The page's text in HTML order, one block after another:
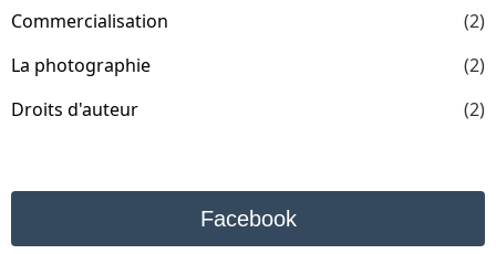
Commercialisation
(2)
La photographie
(2)
Droits d'auteur
(2)
Facebook